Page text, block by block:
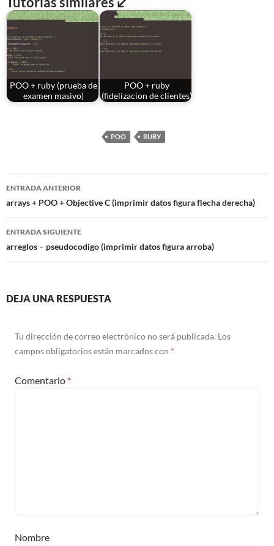
POO + ruby (prueba de
examen masivo)
POO + ruby
(fidelizacion de clientes)
POO RUBY
Navegación
de
entradas
ENTRADA ANTERIOR
arrays + POO + Objective C (imprimir datos figura flecha derecha)
ENTRADA SIGUIENTE
arreglos – pseudocodigo (imprimir datos figura arroba)
DEJA UNA RESPUESTA
Tu dirección de correo electrónico no será publicada. Los
campos obligatorios están marcados con *
Comentario *
Nombre